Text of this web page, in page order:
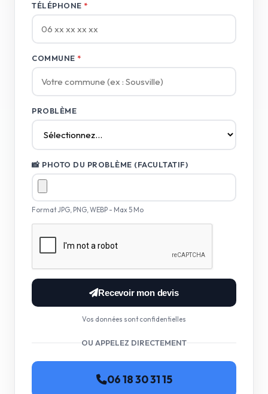
TÉLÉPHONE *
COMMUNE *
PROBLÈME
📸 PHOTO DU PROBLÈME (FACULTATIF)
Format JPG, PNG, WEBP - Max 5 Mo
Recevoir mon devis
Vos données sont confidentielles
OU APPELEZ DIRECTEMENT
06 18 30 31 15